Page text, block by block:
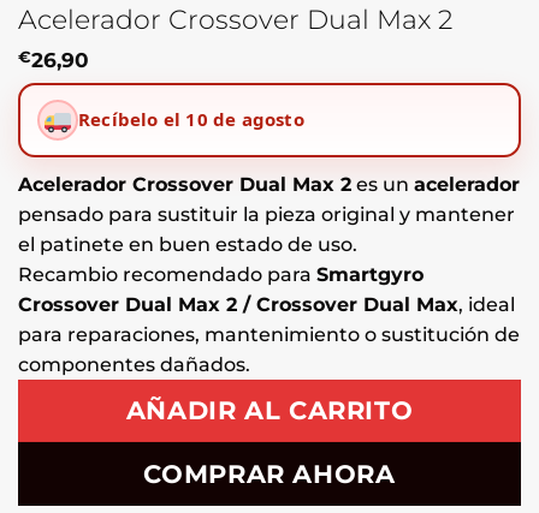
Acelerador Crossover Dual Max 2
€26,90
Recíbelo el 10 de agosto
Acelerador Crossover Dual Max 2 es un acelerador
pensado para sustituir la pieza original y mantener
el patinete en buen estado de uso.
Recambio recomendado para Smartgyro
Crossover Dual Max 2 / Crossover Dual Max, ideal
para reparaciones, mantenimiento o sustitución de
componentes dañados.
AÑADIR AL CARRITO
COMPRAR AHORA